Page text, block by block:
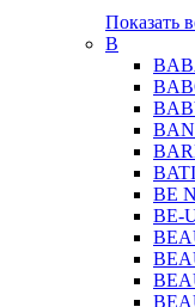
Показать
B
BE
BE-